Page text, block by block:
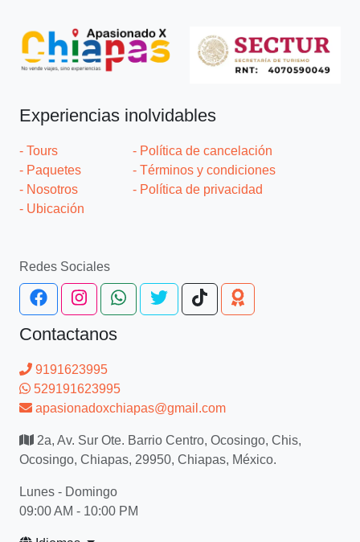
Experiencias inolvidables
- Tours
- Paquetes
- Nosotros
- Ubicación
- Política de cancelación
- Términos y condiciones
- Política de privacidad
Redes Sociales
Contactanos
9191623995
529191623995
apasionadoxchiapas@gmail.com
2a, Av. Sur Ote. Barrio Centro, Ocosingo, Chis,
Ocosingo, Chiapas, 29950, Chiapas, México.
Lunes - Domingo
09:00 AM - 10:00 PM